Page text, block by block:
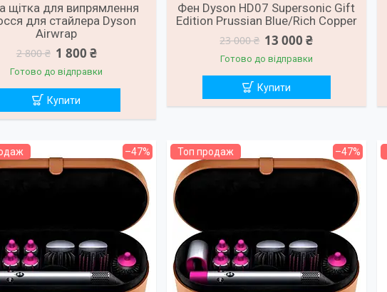
щітка для випрямлення
для стайлера Dyson
Airwrap
2 800 ₴ 1 800 ₴
Готово до відправки
Купити
Фен Dyson HD07 Supersonic Gift
Edition Prussian Blue/Rich Copper
23 000 ₴ 13 000 ₴
Готово до відправки
Купити
–47% Топ продаж –47%